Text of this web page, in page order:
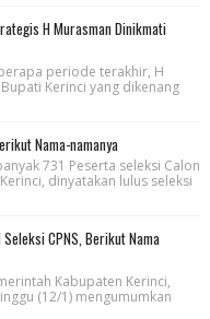
H Murasman Dinikmati
periode terakhir, H
Kerinci yang dikenang
Nama-namanya
731 Peserta seleksi Calon
dinyatakan lulus seleksi
CPNS, Berikut Nama
Kabupaten Kerinci,
(12/1) mengumumkan